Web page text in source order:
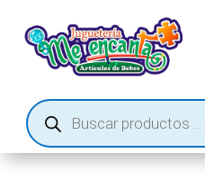
Búsqueda
de
productos